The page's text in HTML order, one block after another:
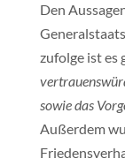
Den
zufolge ist es
sowie das
Außerdem